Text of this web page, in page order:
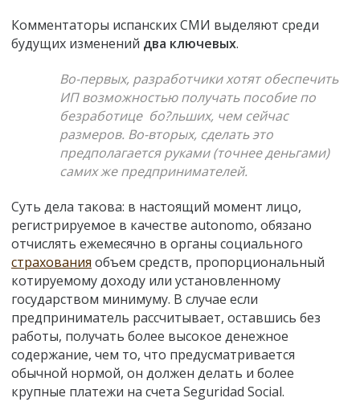
Комментаторы испанских СМИ выделяют среди
будущих изменений два ключевых.
Во-первых, разработчики хотят обеспечить
ИП возможностью получать пособие по
безработице бо?льших, чем сейчас
размеров. Во-вторых, сделать это
предполагается руками (точнее деньгами)
самих же предпринимателей.
Суть дела такова: в настоящий момент лицо,
регистрируемое в качестве autonomo, обязано
отчислять ежемесячно в органы социального
страхования объем средств, пропорциональный
котируемому доходу или установленному
государством минимуму. В случае если
предприниматель рассчитывает, оставшись без
работы, получать более высокое денежное
содержание, чем то, что предусматривается
обычной нормой, он должен делать и более
крупные платежи на счета Seguridad Social.